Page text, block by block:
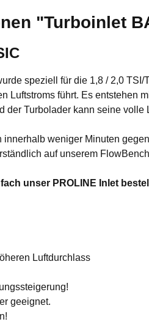
"Turboinlet
speziell für die 1,8 / 2,0
Luftstroms führt. Es entstehen
der Turbolader kann seine volle
weniger Minuten
auf unserem
unser PROLINE Inlet
Luftdurchlass
geeignet.